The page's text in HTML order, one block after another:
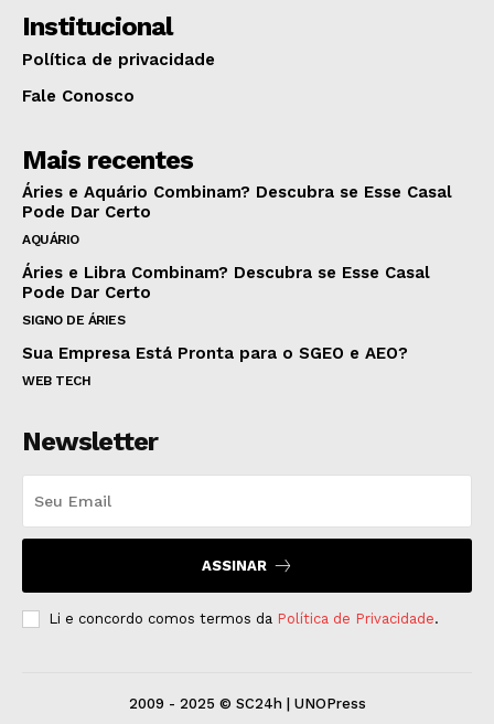
Institucional
Política de privacidade
Fale Conosco
Mais recentes
Áries e Aquário Combinam? Descubra se Esse Casal
Pode Dar Certo
AQUÁRIO
Áries e Libra Combinam? Descubra se Esse Casal
Pode Dar Certo
SIGNO DE ÁRIES
Sua Empresa Está Pronta para o SGEO e AEO?
WEB TECH
Newsletter
ASSINAR
Li e concordo comos termos da Política de Privacidade.
2009 - 2025 © SC24h | UNOPress